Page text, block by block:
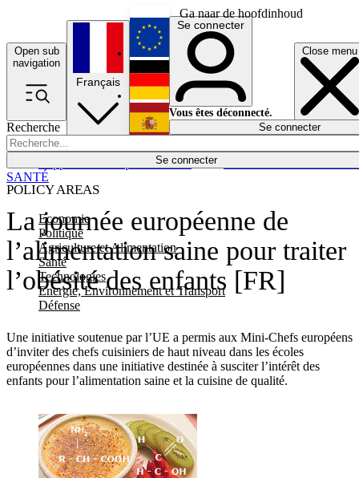
Ga naar de hoofdinhoud
Open sub
navigation
Close menu
Recherche
Se connecter
POLICY AREAS
Economie
Politique
Agriculture et Alimentation
Santé
Technologies
Energie, Environnement et Transport
Défense
Économie
Français
English
Deutsch
Español
Se connecter
Vous êtes déconnecté.
Se connecter
La journée européenne de
l’alimentation saine pour traiter
l’obésité des enfants [FR]
Une initiative soutenue par l’UE a permis aux Mini-Chefs européens
d’inviter des chefs cuisiniers de haut niveau dans les écoles
européennes dans une initiative destinée à susciter l’intérêt des
enfants pour l’alimentation saine et la cuisine de qualité.
SANTÉ